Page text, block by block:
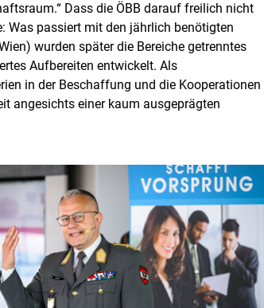
Dass die ÖBB darauf freilich nicht
Was passiert mit den jährlich benötigten
wurden später die Bereiche getrenntes
Aufbereiten entwickelt. Als
in der Beschaffung und die Kooperationen
angesichts einer kaum ausgeprägten